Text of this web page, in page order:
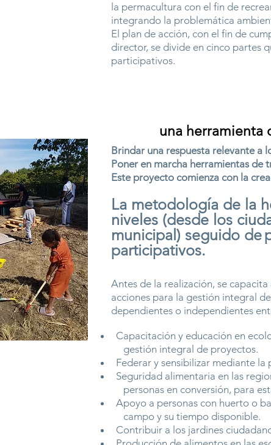
la permacultura con el fin de
integrando la problemática
El plan de acción, con el fin de
director, se divide en cinco partes
participativos.
una herramienta
Brindar una respuesta relevante a
Poner en marcha herramientas de
Este proyecto comienza con la
La metodología de la
niveles (desde los
municipal) seguido de
participativos.
Antes de la realización, se
acciones para la gestión integral
dependientes o independientes
Capacitación y educación en
gestión integral de proyectos.
Federar y sensibilizar mediante
Seguridad alimentaria en las
personas en conversión, para
Apoyo a personas con huerto o
campo y su tiempo disponible.
Contribuir a los jardines